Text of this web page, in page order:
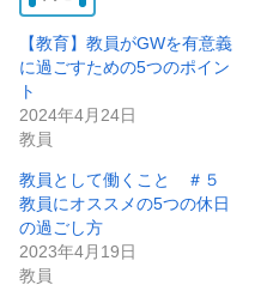
【教育】教員がGWを有意義
に過ごすための5つのポイン
ト
2024年4月24日
教員
教員として働くこと ＃５
教員にオススメの5つの休日
の過ごし方
2023年4月19日
教員